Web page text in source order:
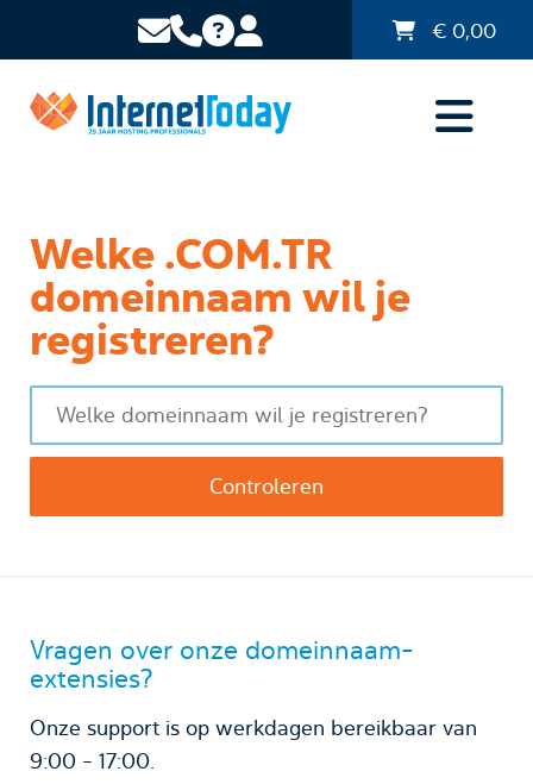
€ 0,00
Welke .COM.TR
domeinnaam wil je
registreren?
Vragen over onze domeinnaam-
extensies?
Onze support is op werkdagen bereikbaar van
9:00 - 17:00.